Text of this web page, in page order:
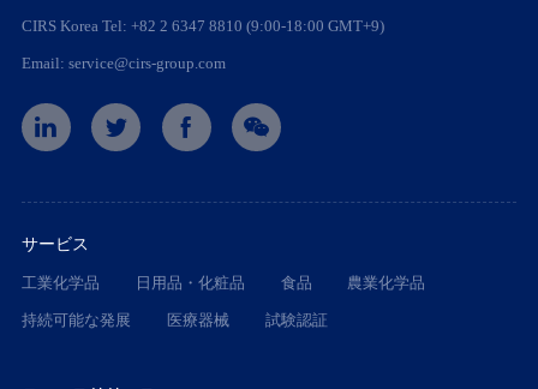
CIRS Korea Tel: +82 2 6347 8810 (9:00-18:00 GMT+9)
Email: service@cirs-group.com
サービス
工業化学品 日用品・化粧品 食品 農業化学品
持続可能な発展 医療器械 試験認証